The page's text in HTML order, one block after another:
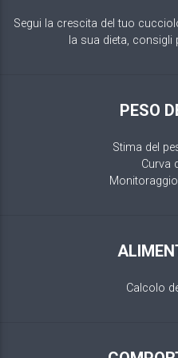
Segui la crescita del tuo
la sua dieta, consigli
PESO
Stima del
Curva
Calcolo